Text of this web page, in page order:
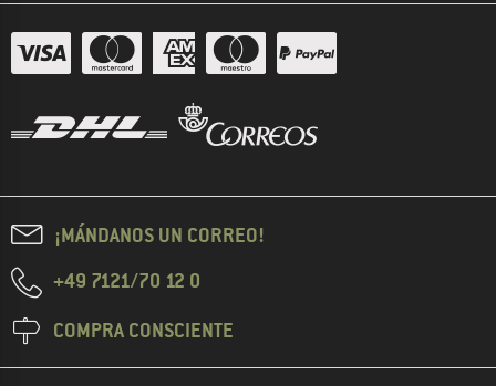
¡MÁNDANOS UN CORREO!
+49 7121/70 12 0
COMPRA CONSCIENTE